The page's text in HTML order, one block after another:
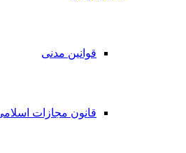
قوانین مدنی
قانون مجازات اسلامی